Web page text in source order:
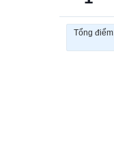
Tổng